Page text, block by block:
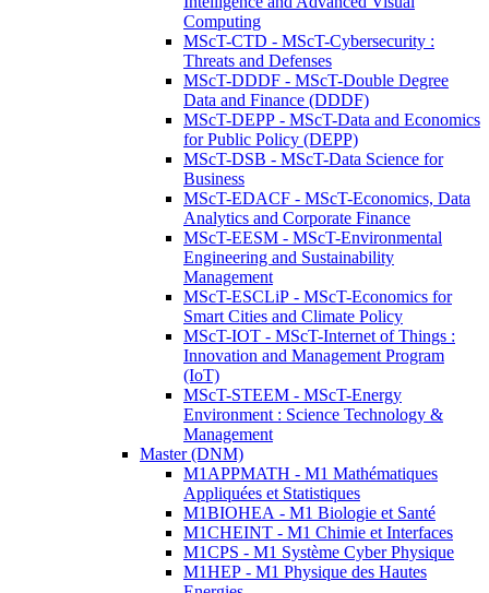
Computing
MScT-CTD - MScT-Cybersecurity :
Threats and Defenses
MScT-DDDF - MScT-Double Degree
Data and Finance (DDDF)
MScT-DEPP - MScT-Data and Economics
for Public Policy (DEPP)
MScT-DSB - MScT-Data Science for
Business
MScT-EDACF - MScT-Economics, Data
Analytics and Corporate Finance
MScT-EESM - MScT-Environmental
Engineering and Sustainability
Management
MScT-ESCLiP - MScT-Economics for
Smart Cities and Climate Policy
MScT-IOT - MScT-Internet of Things :
Innovation and Management Program
(IoT)
MScT-STEEM - MScT-Energy
Environment : Science Technology &
Management
Master (DNM)
M1APPMATH - M1 Mathématiques
Appliquées et Statistiques
M1BIOHEA - M1 Biologie et Santé
M1CHEINT - M1 Chimie et Interfaces
M1CPS - M1 Système Cyber Physique
M1HEP - M1 Physique des Hautes